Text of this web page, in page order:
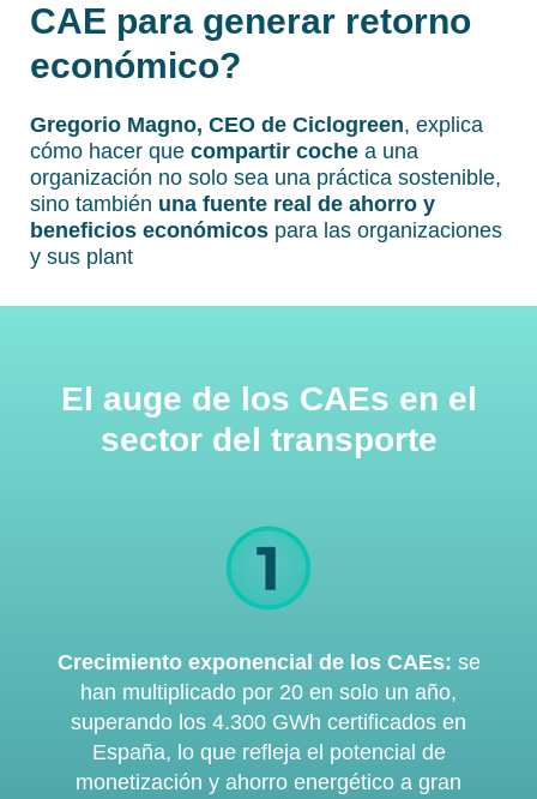
CAE para generar retorno
económico?
Gregorio Magno, CEO de Ciclogreen, explica
cómo hacer que compartir coche a una
organización no solo sea una práctica sostenible,
sino también una fuente real de ahorro y
beneficios económicos para las organizaciones
y sus plant
El auge de los CAEs en el
sector del transporte
Crecimiento exponencial de los CAEs: se
han multiplicado por 20 en solo un año,
superando los 4.300 GWh certificados en
España, lo que refleja el potencial de
monetización y ahorro energético a gran